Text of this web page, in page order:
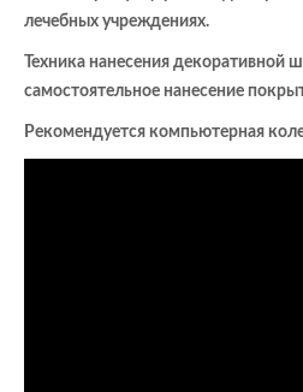
лечебных учреждениях.
Техника нанесения декоративной
самостоятельное нанесение
Рекомендуется компьютерная